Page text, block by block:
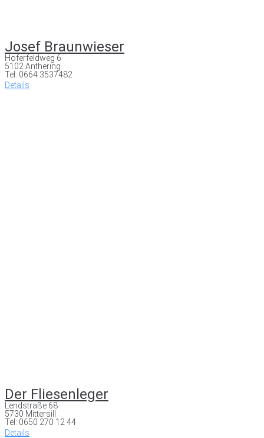
Josef Braunwieser
Hoferfeldweg 6
5102 Anthering
Tel: 0664 3537482
Details
Der Fliesenleger
Lendstraße 68
5730 Mittersill
Tel: 0650 270 12 44
Details